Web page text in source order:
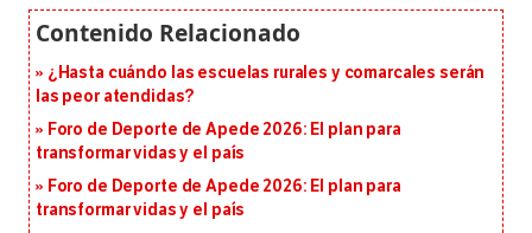
¿Hasta cuándo las escuelas rurales y comarcales serán
las peor atendidas?
Foro de Deporte de Apede 2026: El plan para
transformar vidas y el país
Foro de Deporte de Apede 2026: El plan para
transformar vidas y el país